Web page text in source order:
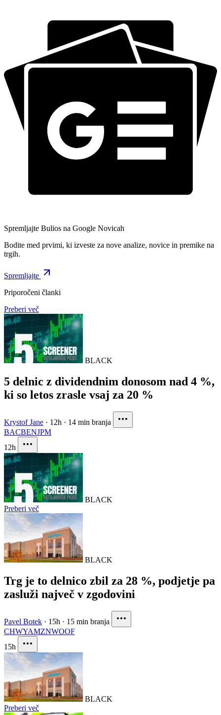
Spremljajte Bulios na Google Novicah
Bodite med prvimi, ki izveste za nove analize, novice in premike na
trgih.
Spremljajte
Priporočeni članki
Preberi več
BLACK
5 delnic z dividendnim donosom nad 4 %,
ki so letos zrasle vsaj za 20 %
Krystof Jane · 12h · 14 min branja
BACBENJPM
12h
BLACK
Preberi več
BLACK
Trg je to delnico zbil za 28 %, podjetje pa
zasluži največ v zgodovini
Pavel Botek · 15h · 15 min branja
CHWYAMZNWOOF
15h
BLACK
Preberi več